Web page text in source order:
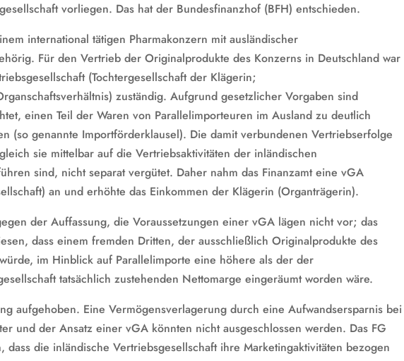
vorliegen. Das hat der Bundesfinanzhof (BFH) entschieden.
international tätigen Pharmakonzern mit ausländischer
Für den Vertrieb der Originalprodukte des Konzerns in Deutschland war
(Tochtergesellschaft der Klägerin;
zuständig. Aufgrund gesetzlicher Vorgaben sind
einen Teil der Waren von Parallelimporteuren im Ausland zu deutlich
(so genannte Importförderklausel). Die damit verbundenen Vertriebserfolge
sie mittelbar auf die Vertriebsaktivitäten der inländischen
sind, nicht separat vergütet. Daher nahm das Finanzamt eine vGA
an und erhöhte das Einkommen der Klägerin (Organträgerin).
der Auffassung, die Voraussetzungen einer vGA lägen nicht vor; das
dass einem fremden Dritten, der ausschließlich Originalprodukte des
im Hinblick auf Parallelimporte eine höhere als der der
tatsächlich zustehenden Nettomarge eingeräumt worden wäre.
aufgehoben. Eine Vermögensverlagerung durch eine Aufwandsersparnis bei
und der Ansatz einer vGA könnten nicht ausgeschlossen werden. Das FG
dass die inländische Vertriebsgesellschaft ihre Marketingaktivitäten bezogen